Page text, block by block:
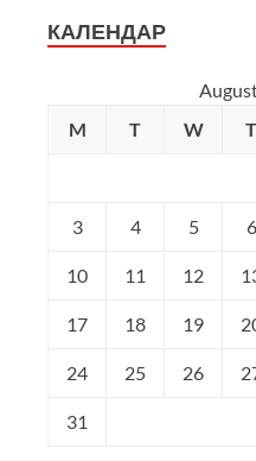
КАЛЕНДАР
M
T W T
3 4 5 6
10 11 12
17 18 19
24 25 26
31